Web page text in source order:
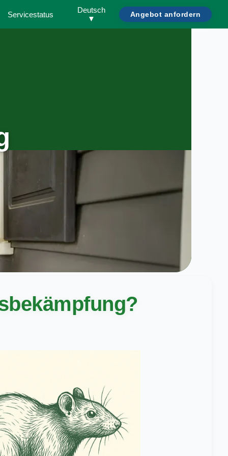
Servicestatus
Deutsch
▼
Angebot anfordern